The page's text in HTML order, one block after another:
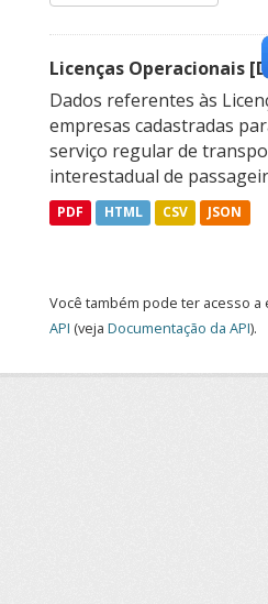
Licenças Operacionais
Dados referentes às
empresas cadastradas
serviço regular de
interestadual de
PDF HTML CSV JSON
Você também pode ter acesso
API (veja Documentação da API).